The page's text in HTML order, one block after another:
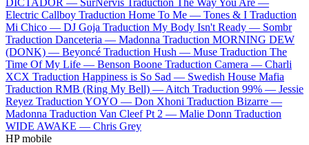
Electric Callboy Traduction Home To Me — Tones & I Traduction
Mi Chico — DJ Goja Traduction My Body Isn't Ready — Sombr
Traduction Danceteria — Madonna Traduction MORNING DEW
(DONK) — Beyoncé Traduction Hush — Muse Traduction The
Time Of My Life — Benson Boone Traduction Camera — Charli
XCX Traduction Happiness is So Sad — Swedish House Mafia
Traduction RMB (Ring My Bell) — Aitch Traduction 99% — Jessie
Reyez Traduction YOYO — Don Xhoni Traduction Bizarre —
Madonna Traduction Van Cleef Pt 2 — Malie Donn Traduction
WIDE AWAKE — Chris Grey
HP mobile